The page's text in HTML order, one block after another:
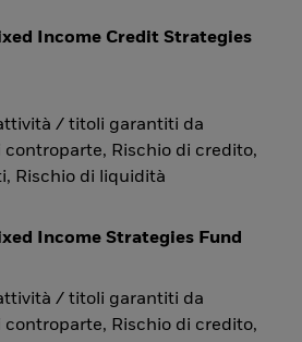
Income Credit Strategies
/ titoli garantiti da
controparte, Rischio di credito,
Rischio di liquidità
Income Strategies Fund
/ titoli garantiti da
controparte, Rischio di credito,